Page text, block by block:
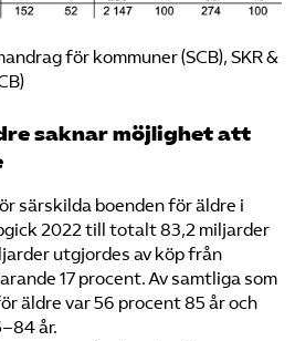
för kommuner (SCB), SKR &
saknar möjlighet att
särskilda boenden för äldre i
2022 till totalt 83,2 miljarder
utgjordes av köp från
17 procent. Av samtliga som
äldre var 56 procent 85 år och
år.